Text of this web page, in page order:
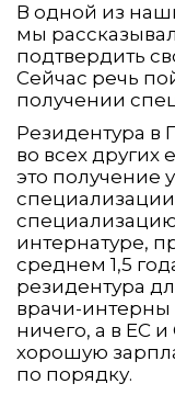
В одной из
мы
подтвердить
Сейчас речь
получении
Резидентура в
во всех других
это получение
интернатуре,
среднем 1,5
резидентура
врачи-интерны
ничего, а в ЕС
хорошую
по порядку.